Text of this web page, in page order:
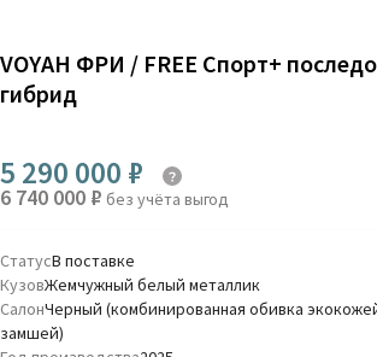
VOYAH ФРИ / FREE Спорт+
гибрид
5 290 000 ₽
6 740 000 ₽ без учёта выгод
СтатусВ поставке
КузовЖемчужный белый металлик
СалонЧерный (комбинированная обивка
замшей)